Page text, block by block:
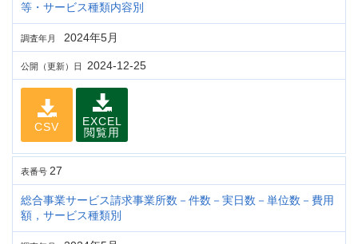
等・サービス種類内容別
調査年月 2024年5月
公開（更新）日 2024-12-25
CSV
EXCEL
閲覧用
表番号 27
総合事業サービス請求事業所数－件数－実日数－単位数－費用
額，サービス種類別